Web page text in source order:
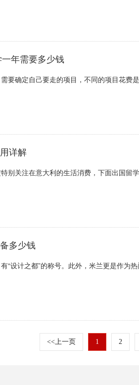
年需要多少钱
要确定自己要走的项目，不同的项目花费
详解
别关注在意大利的生活消费，下面出国留
多少钱
“设计之都”的称号。此外，米兰更是作为
<<上一页 1 2